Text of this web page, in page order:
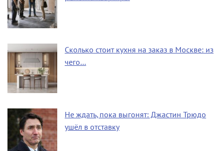
Сколько стоит кухня на заказ в Москве: из
чего…
Не ждать, пока выгонят: Джастин Трюдо
ушёл в отставку